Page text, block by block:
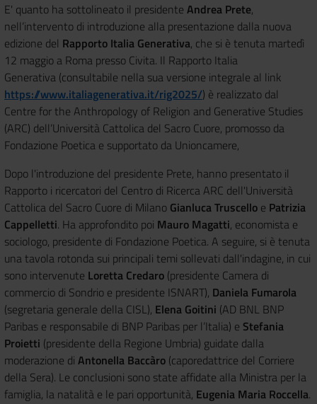
E' quanto ha sottolineato il presidente Andrea Prete,
nell’intervento di introduzione alla presentazione dalla nuova
edizione del Rapporto Italia Generativa, che si è tenuta martedì
12 maggio a Roma presso Civita. Il Rapporto Italia
Generativa (consultabile nella sua versione integrale al link
https://www.italiagenerativa.it/rig2025/) è realizzato dal
Centre for the Anthropology of Religion and Generative Studies
(ARC) dell’Università Cattolica del Sacro Cuore, promosso da
Fondazione Poetica e supportato da Unioncamere,
Dopo l'introduzione del presidente Prete, hanno presentato il
Rapporto i ricercatori del Centro di Ricerca ARC dell'Università
Cattolica del Sacro Cuore di Milano Gianluca Truscello e Patrizia
Cappelletti. Ha approfondito poi Mauro Magatti, economista e
sociologo, presidente di Fondazione Poetica. A seguire, si è tenuta
una tavola rotonda sui principali temi sollevati dall'indagine, in cui
sono intervenute Loretta Credaro (presidente Camera di
commercio di Sondrio e presidente ISNART), Daniela Fumarola
(segretaria generale della CISL), Elena Goitini (AD BNL BNP
Paribas e responsabile di BNP Paribas per l’Italia) e Stefania
Proietti (presidente della Regione Umbria) guidate dalla
moderazione di Antonella Baccàro (caporedattrice del Corriere
della Sera). Le conclusioni sono state affidate alla Ministra per la
famiglia, la natalità e le pari opportunità, Eugenia Maria Roccella.